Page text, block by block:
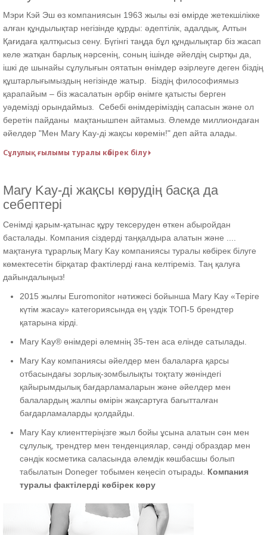
Мэри Кэй Эш өз компаниясын 1963 жылы өзі өмірде жетекшілікке
алған құндылықтар негізінде құрды: әдептілік, адалдық, Алтын
Қағидаға қалтқысыз сену. Бүгінгі таңда бұл құндылықтар біз жасап
келе жатқан барлық нәрсенің, соның ішінде әйелдің сыртқы да,
ішкі де шынайы сұлулығын оятатын өнімдер әзірлеуге деген біздің
құштарлығымыздың негізінде жатыр. Біздің философиямыз
қарапайым – біз жасалатын әрбір өнімге қатысты берген
уәдемізді орындаймыз. Себебі өнімдеріміздің сапасын және ол
беретін пайданы мақтанышпен айтамыз. Әлемде миллиондаған
әйелдер "Мен Mary Kay-ді жақсы көремін!" деп айта алады.
Сұлулық ғылымы туралы көбірек білу
Mary Kay-ді жақсы көрудің басқа да
себептері
Сенімді қарым-қатынас құру тексеруден өткен абыройдан
басталады. Компания сіздерді таңқалдыра алатын және ....
мақтануға тұрарлық Mary Kay компаниясы туралы көбірек білуге
көмектесетін бірқатар фактілерді ғана келтіреміз. Таң қалуға
дайындалыңыз!
2015 жылғы Euromonitor нәтижесі бойынша Mary Kay «Теріге
күтім жасау» категориясында ең үздік ТОП-5 брендтер
қатарына кірді.
Mary Kay® өнімдері әлемнің 35-тен аса елінде сатылады.
Mary Kay компаниясы әйелдер мен балаларға қарсы
отбасындағы зорлық-зомбылықты тоқтату жөніндегі
қайырымдылық бағдарламаларын және әйелдер мен
балалардың жалпы өмірін жақсартуға бағытталған
бағдарламаларды қолдайды.
Mary Kay клиенттеріңізге жыл бойы ұсына алатын сән мен
сұлулық, трендтер мен тенденциялар, сәнді образдар мен
сәндік косметика саласында әлемдік көшбасшы болып
табылатын Doneger тобымен кеңесіп отырады. Компания
туралы фактілерді көбірек көру